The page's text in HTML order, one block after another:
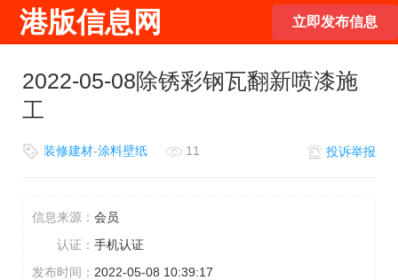
港版信息网 立即发布信息
2022-05-08除锈彩钢瓦翻新喷漆施
工
投诉举报
装修建材-涂料壁纸 11
信息来源： 会员
认证： 手机认证
发布时间： 2022-05-08 10:39:17